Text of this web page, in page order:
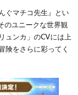
ぐマチコ先生』とい
のユニークな世界観
ュンカ」のCVには上
険をさらに彩ってく